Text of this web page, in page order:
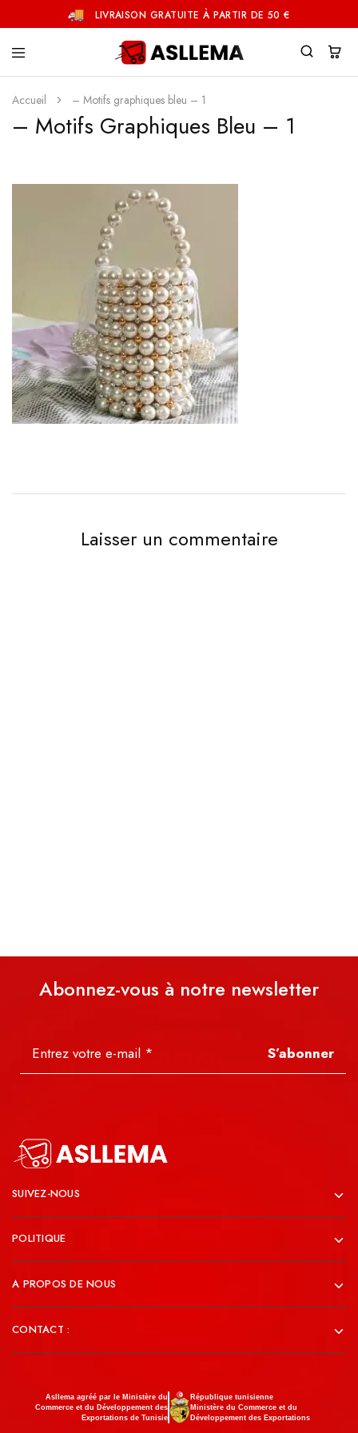
LIVRAISON GRATUITE À PARTIR DE 50 €
Accueil – Motifs graphiques bleu – 1
– Motifs Graphiques Bleu – 1
Laisser un commentaire
Abonnez-vous à notre newsletter
S’abonner
SUIVEZ-NOUS
POLITIQUE
A PROPOS DE NOUS
CONTACT :
Asllema agréé par le Ministère du
Commerce et du Développement des
Exportations de Tunisie
République tunisienne
Ministère du Commerce et du
Développement des Exportations